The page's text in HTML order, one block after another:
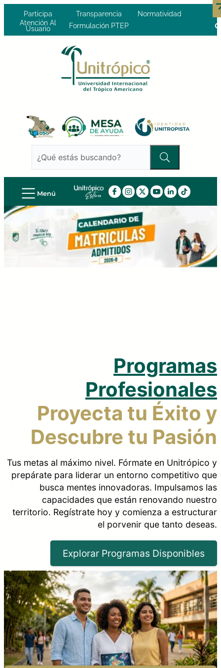
Participa Transparencia
Normatividad
Atención Al
Usuario Formulación PTEP
Menú
Programas
Profesionales
Proyecta tu Éxito y
Descubre tu Pasión
Tus metas al máximo nivel. Fórmate en Unitrópico y
prepárate para liderar un entorno competitivo que
busca mentes innovadoras. Impulsamos las
capacidades que están renovando nuestro
territorio. Regístrate hoy y comienza a estructurar
el porvenir que tanto deseas.
Explorar Programas Disponibles